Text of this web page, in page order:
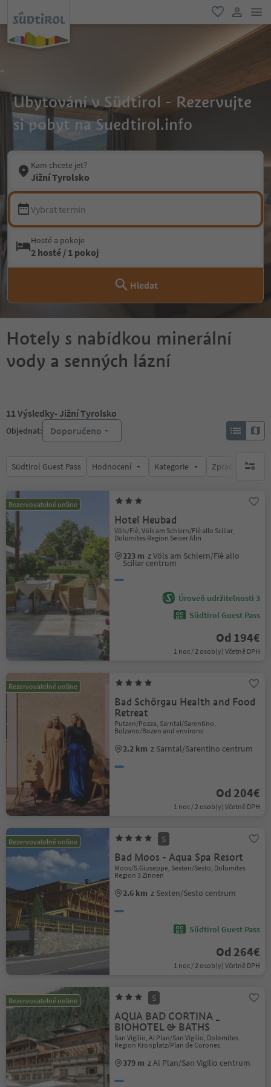
oblíbené
Ubytování v Südtirol - Rezervujte
si pobyt na Suedtirol.info
Kam chcete jet?
Jižní Tyrolsko
Vybrat termín
Hosté a pokoje
2 hosté / 1 pokoj
Hledat
Hotely s nabídkou minerální
vody a senných lázní
11 Výsledky- Jižní Tyrolsko
Objednat: Doporučeno
Südtirol Guest Pass Hodnocení Kategorie Zpracovávábrak
Rezervovatelné online
Hotel Heubad
Völs/Fiè, Völs am Schlern/Fiè allo Sciliar,
Dolomites Region Seiser Alm
223 m z Völs am Schlern/Fiè allo
Sciliar centrum
Úroveň udržitelnosti 3
Südtirol Guest Pass
Od 194€
1 noc / 2 osob(y) Včetně DPH
Rezervovatelné online
Bad Schörgau Health and Food
Retreat
Putzen/Pozza, Sarntal/Sarentino,
Bolzano/Bozen and environs
2.2 km z Sarntal/Sarentino centrum
Od 204€
1 noc / 2 osob(y) Včetně DPH
Rezervovatelné online S
Bad Moos - Aqua Spa Resort
Moos/S.Giuseppe, Sexten/Sesto, Dolomites
Region 3 Zinnen
2.6 km z Sexten/Sesto centrum
Südtirol Guest Pass
Od 264€
1 noc / 2 osob(y) Včetně DPH
Rezervovatelné online S
AQUA BAD CORTINA _
BIOHOTEL & BATHS
San Vigilio, Al Plan/San Vigilio, Dolomites
Region Kronplatz/Plan de Corones
379 m z Al Plan/San Vigilio centrum